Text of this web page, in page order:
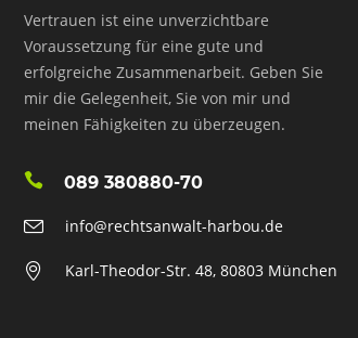
Vertrauen ist eine unverzichtbare
Voraussetzung für eine gute und
erfolgreiche Zusammenarbeit. Geben Sie
mir die Gelegenheit, Sie von mir und
meinen Fähigkeiten zu überzeugen.
089 380880-70
info@rechtsanwalt-harbou.de
Karl-Theodor-Str. 48, 80803 München